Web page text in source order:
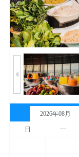
2026年08月
日 一